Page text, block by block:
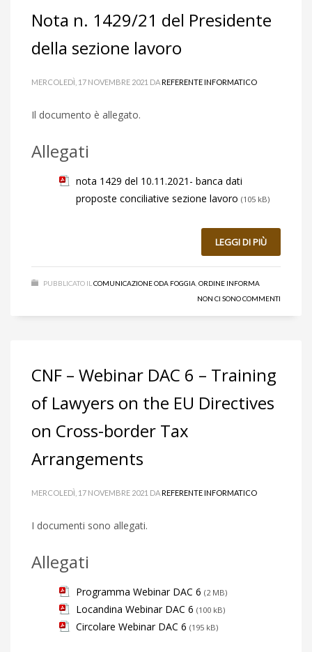
Nota n. 1429/21 del Presidente
della sezione lavoro
MERCOLEDÌ, 17 NOVEMBRE 2021 DAREFERENTE INFORMATICO
Il documento è allegato.
Allegati
nota 1429 del 10.11.2021- banca dati
proposte conciliative sezione lavoro (105 kB)
LEGGI DI PIÙ
PUBBLICATO IL COMUNICAZIONE ODA FOGGIA ORDINE INFORMA
NON CI SONO COMMENTI
CNF – Webinar DAC 6 – Training
of Lawyers on the EU Directives
on Cross-border Tax
Arrangements
MERCOLEDÌ, 17 NOVEMBRE 2021 DAREFERENTE INFORMATICO
I documenti sono allegati.
Allegati
Programma Webinar DAC 6 (2 MB)
Locandina Webinar DAC 6 (100 kB)
Circolare Webinar DAC 6 (195 kB)